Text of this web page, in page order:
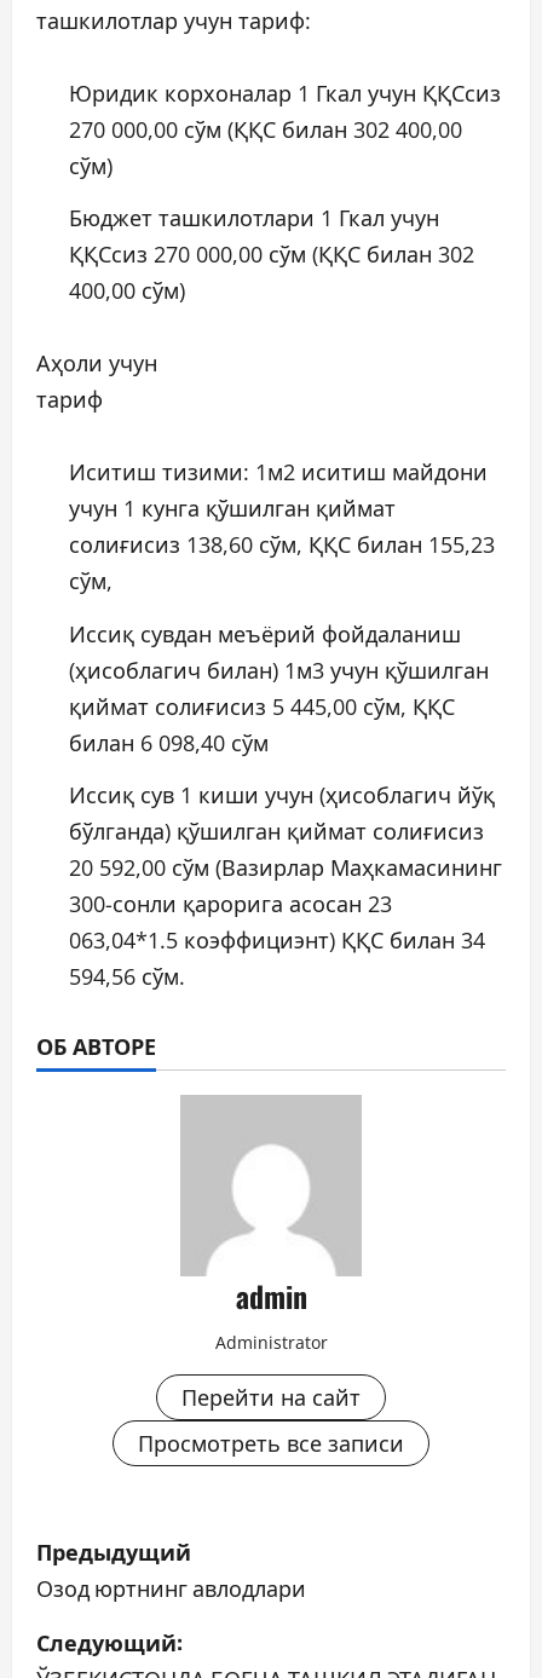
ташкилотлар учун тариф:
Юридик корхоналар 1 Гкал учун ҚҚСсиз
270 000,00 сўм (ҚҚС билан 302 400,00
сўм)
Бюджет ташкилотлари 1 Гкал учун
ҚҚСсиз 270 000,00 сўм (ҚҚС билан 302
400,00 сўм)
Аҳоли учун
тариф
Иситиш тизими: 1м2 иситиш майдони
учун 1 кунга қўшилган қиймат
солиғисиз 138,60 сўм, ҚҚС билан 155,23
сўм,
Иссиқ сувдан меъёрий фойдаланиш
(ҳисоблагич билан) 1м3 учун қўшилган
қиймат солиғисиз 5 445,00 сўм, ҚҚС
билан 6 098,40 сўм
Иссиқ сув 1 киши учун (ҳисоблагич йўқ
бўлганда) қўшилган қиймат солиғисиз
20 592,00 сўм (Вазирлар Маҳкамасининг
300-сонли қарорига асосан 23
063,04*1.5 коэффициэнт) ҚҚС билан 34
594,56 сўм.
ОБ АВТОРЕ
admin
Administrator
Перейти на сайт
Просмотреть все записи
Н
а
в
Предыдущий
Озод юртнинг авлодлари
Следующий: